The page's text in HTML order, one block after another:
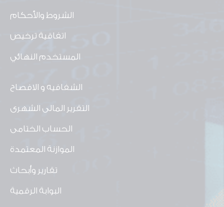
الشروط والأحكام
اتفاقية ترخيص
المستخدم النهائي
الشفافيه و الافصاح
التقرير المالى الشهرى
الحساب الختامى
الموازنة المعتمدة
تقارير وأبحاث
البوابة الرقمية